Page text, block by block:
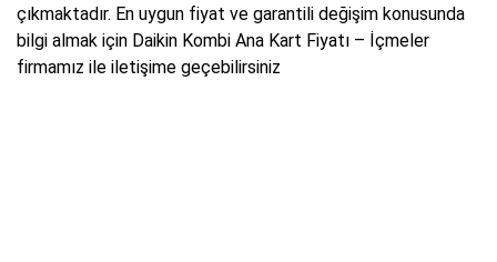
çıkmaktadır. En uygun fiyat ve garantili değişim konusunda
bilgi almak için Daikin Kombi Ana Kart Fiyatı – İçmeler
firmamız ile iletişime geçebilirsiniz